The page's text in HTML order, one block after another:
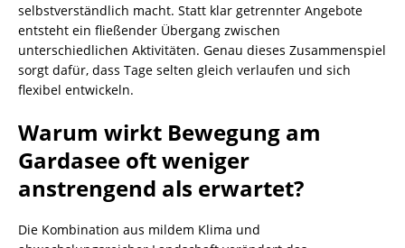
selbstverständlich macht. Statt klar getrennter Angebote
entsteht ein fließender Übergang zwischen
unterschiedlichen Aktivitäten. Genau dieses Zusammenspiel
sorgt dafür, dass Tage selten gleich verlaufen und sich
flexibel entwickeln.
Warum wirkt Bewegung am
Gardasee oft weniger
anstrengend als erwartet?
Die Kombination aus mildem Klima und